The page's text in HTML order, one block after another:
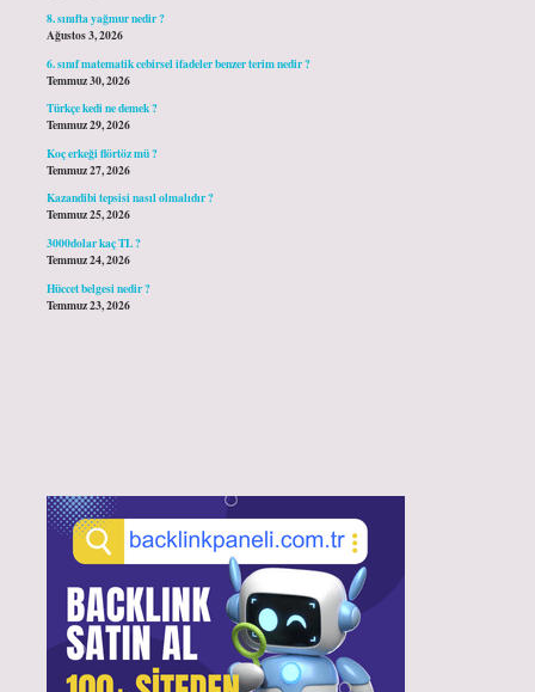
8. sınıfta yağmur nedir ?
Ağustos 3, 2026
6. sınıf matematik cebirsel ifadeler benzer terim nedir ?
Temmuz 30, 2026
Türkçe kedi ne demek ?
Temmuz 29, 2026
Koç erkeği flörtöz mü ?
Temmuz 27, 2026
Kazandibi tepsisi nasıl olmalıdır ?
Temmuz 25, 2026
3000dolar kaç TL ?
Temmuz 24, 2026
Hüccet belgesi nedir ?
Temmuz 23, 2026